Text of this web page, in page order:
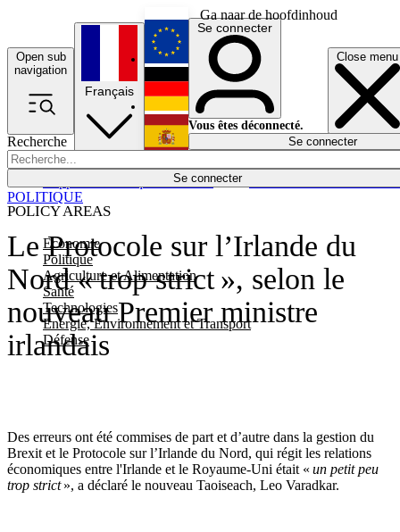
Ga naar de hoofdinhoud
Open sub
navigation
Close menu
Recherche
Se connecter
POLICY AREAS
Economie
Politique
Agriculture et Alimentation
Santé
Technologies
Energie, Environnement et Transport
Défense
Économie
Français
English
Deutsch
Español
Se connecter
Vous êtes déconnecté.
Se connecter
Le Protocole sur l’Irlande du
Nord « trop strict », selon le
nouveau Premier ministre
irlandais
Des erreurs ont été commises de part et d’autre dans la gestion du
Brexit et le Protocole sur l’Irlande du Nord, qui régit les relations
économiques entre l'Irlande et le Royaume-Uni était « un petit peu
trop strict», a déclaré le nouveau Taoiseach, Leo Varadkar.
POLITIQUE